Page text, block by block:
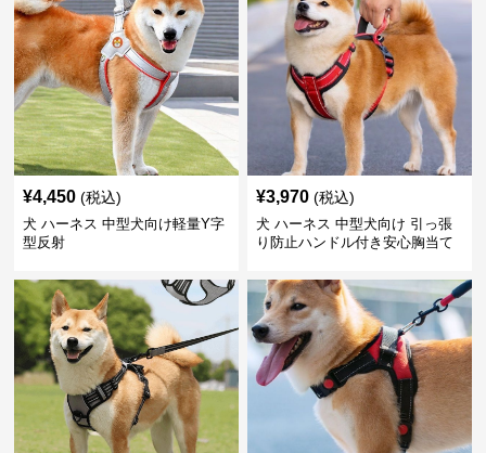
¥4,450 (税込)
犬 ハーネス 中型犬向け軽量Y字
型反射
¥3,970 (税込)
犬 ハーネス 中型犬向け 引っ張
り防止ハンドル付き安心胸当て